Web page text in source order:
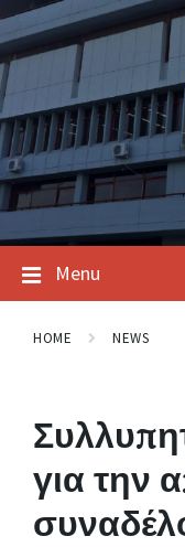
Menu
HOME NEWS
για την